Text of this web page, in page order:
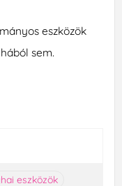
eszközök
sem.
eszközök